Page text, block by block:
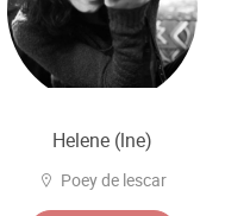
Helene (lne)
Poey de lescar